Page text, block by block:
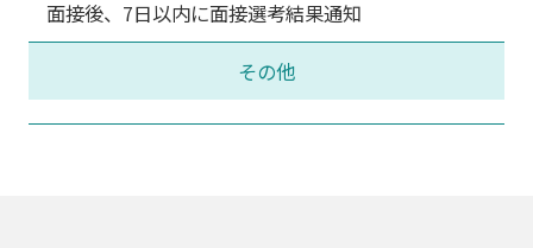
面接後、7日以内に面接選考結果通知
その他